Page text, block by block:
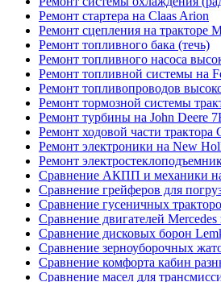
Ремонт стартера на Claas Arion
Ремонт сцепления на тракторе
Ремонт топливного бака (течь)
Ремонт топливного насоса
Ремонт топливной системы на
Ремонт топливопроводов
Ремонт тормозной системы
Ремонт турбины на John Deere
Ремонт ходовой части трактора
Ремонт электроники на New
Ремонт
Сравнение АКПП и механики на
Сравнение грейферов для
Сравнение гусеничных
Сравнение двигателей
Сравнение дисковых борон
Сравнение зерноуборочных
Сравнение комфорта кабин
Сравнение масел для